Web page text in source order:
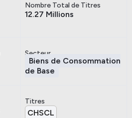
Nombre Total de Titres
12.27 Millions
Secteur
Biens de Consommation
de Base
Titres
CHSCL